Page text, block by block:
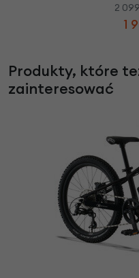
2
1
Produkty, które
zainteresować